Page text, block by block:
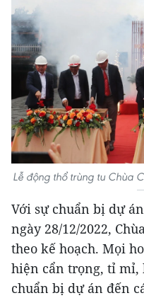
Lễ động thổ trùng tu Chùa
Với sự chuẩn bị dự
ngày 28/12/2022,
theo kế hoạch. Mọi
hiện cẩn trọng, tỉ mỉ,
chuẩn bị dự án đến